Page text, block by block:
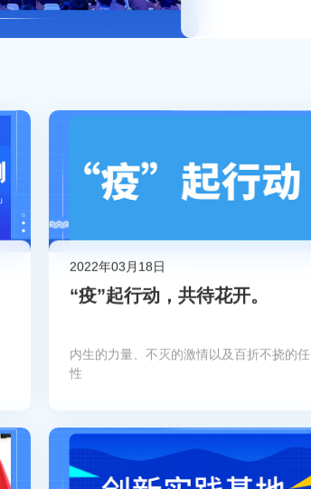
2022年03月18日
“疫”起行动，共待花开。
内生的力量、不灭的激情以及百折不挠的任
性